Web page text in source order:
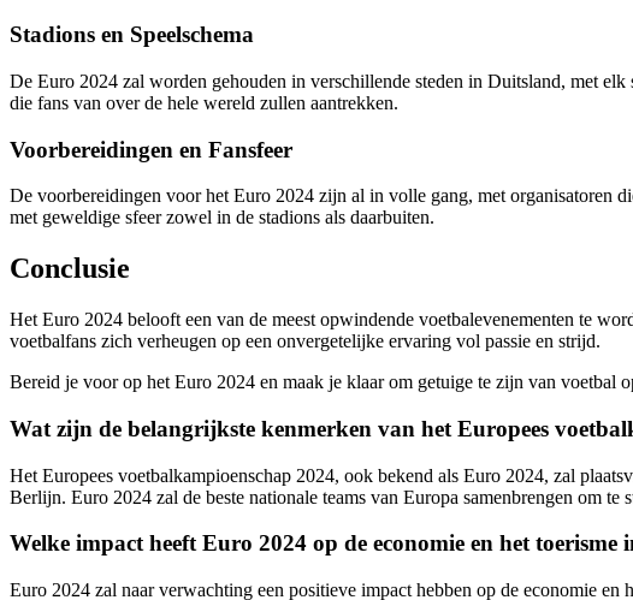
Stadions en Speelschema
De Euro 2024 zal worden gehouden in verschillende steden in Duitsland, met
die fans van over de hele wereld zullen aantrekken.
Voorbereidingen en Fansfeer
De voorbereidingen voor het Euro 2024 zijn al in volle gang, met organisatoren
met geweldige sfeer zowel in de stadions als daarbuiten.
Conclusie
Het Euro 2024 belooft een van de meest opwindende voetbalevenementen te
voetbalfans zich verheugen op een onvergetelijke ervaring vol passie en strijd.
Bereid je voor op het Euro 2024 en maak je klaar om getuige te zijn van voetbal
Wat zijn de belangrijkste kenmerken van het Europees
Het Europees voetbalkampioenschap 2024, ook bekend als Euro 2024, zal
Berlijn. Euro 2024 zal de beste nationale teams van Europa samenbrengen om te
Welke impact heeft Euro 2024 op de economie en het toerisme
Euro 2024 zal naar verwachting een positieve impact hebben op de economie